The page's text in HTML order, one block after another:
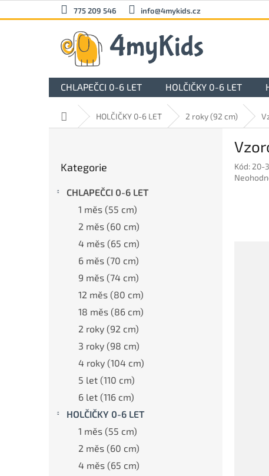
na
775 209 546 info@4mykids.cz
CHLAPEČCI 0-6 LET HOLČIČKY 0-6 LET
Domů HOLČIČKY 0-6 LET 2 roky (92 cm)
kategorie
Kategorie
CHLAPEČCI 0-6 LET
1 měs (55 cm)
2 měs (60 cm)
4 měs (65 cm)
6 měs (70 cm)
9 měs (74 cm)
12 měs (80 cm)
18 měs (86 cm)
2 roky (92 cm)
3 roky (98 cm)
4 roky (104 cm)
5 let (110 cm)
6 let (116 cm)
HOLČIČKY 0-6 LET
1 měs (55 cm)
2 měs (60 cm)
4 měs (65 cm)
Kód:20-